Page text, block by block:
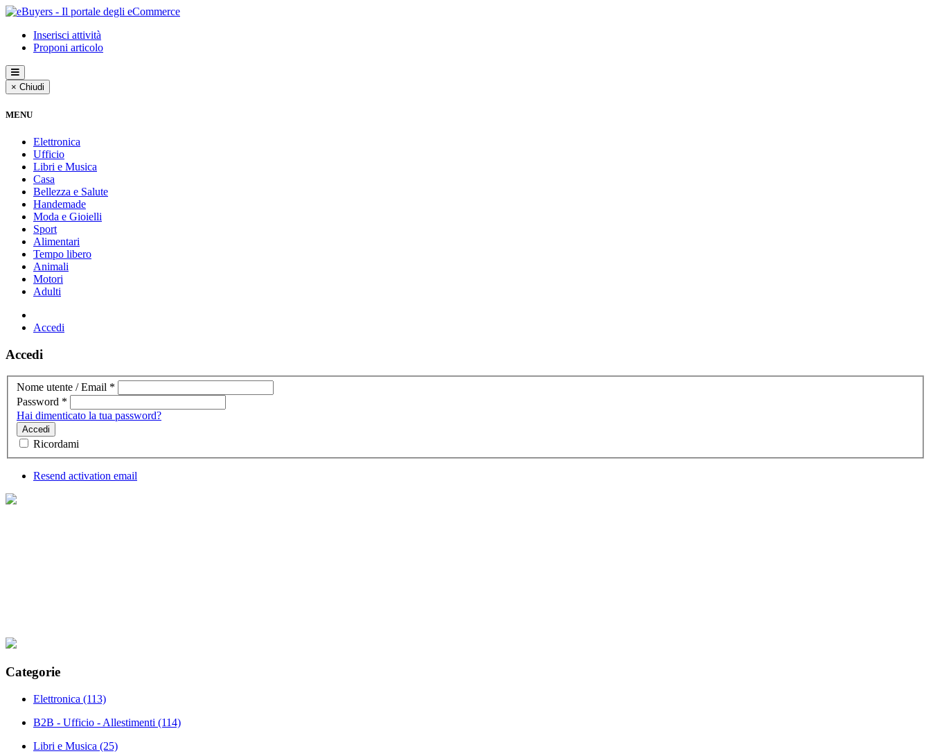
Inserisci attività
Proponi articolo
× Chiudi
MENU
Elettronica
Ufficio
Libri e Musica
Casa
Bellezza e Salute
Handemade
Moda e Gioielli
Sport
Alimentari
Tempo libero
Animali
Motori
Adulti
Accedi
Accedi
Nome utente / Email *
Password *
Hai dimenticato la tua password?
Accedi
Ricordami
Resend activation email
Categorie
Elettronica (113)
B2B - Ufficio - Allestimenti (114)
Libri e Musica (25)